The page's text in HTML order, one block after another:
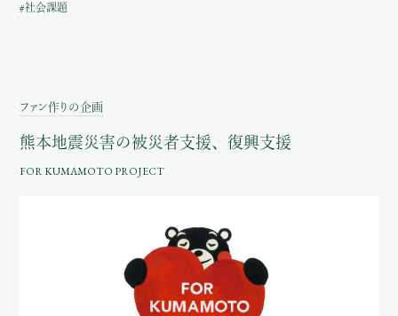
#社会課題
ファン作りの企画
熊本地震災害の被災者支援、復興支援
FOR KUMAMOTO PROJECT